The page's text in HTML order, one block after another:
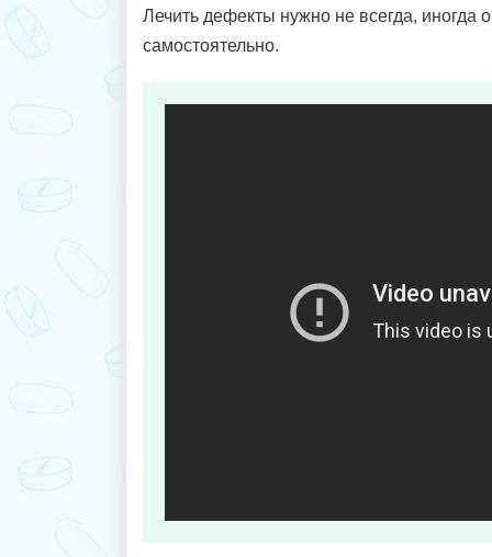
Лечить дефекты нужно не всегда, иногда
самостоятельно.